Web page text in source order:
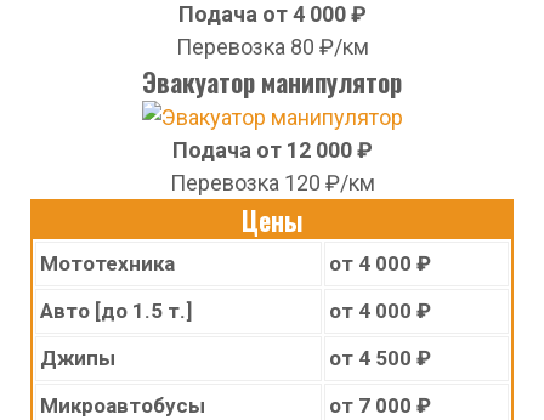
Подача от 4 000 ₽
Перевозка 80 ₽/км
Эвакуатор манипулятор
Подача от 12 000 ₽
Перевозка 120 ₽/км
Цены
Мототехника
от 4 000 ₽
Авто [до 1.5 т.]
от 4 000 ₽
Джипы
от 4 500 ₽
Микроавтобусы
от 7 000 ₽